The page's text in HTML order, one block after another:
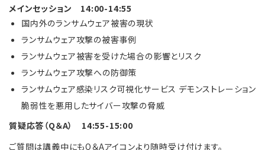
メインセッション 14:00-14:55
国内外のランサムウェア被害の現状
ランサムウェア攻撃の被害事例
ランサムウェア被害を受けた場合の影響とリスク
ランサムウェア攻撃への防御策
ランサムウェア感染リスク可視化サービス デモンストレーション
脆弱性を悪用したサイバー攻撃の脅威
質疑応答（Q＆A） 14:55-15:00
ご質問は講義中にもQ＆Aアイコンより随時受け付けます。